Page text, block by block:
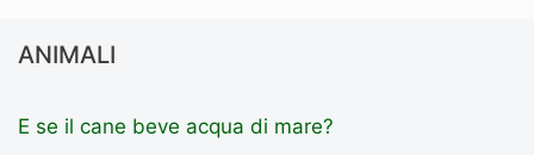
ANIMALI
E se il cane beve acqua di mare?